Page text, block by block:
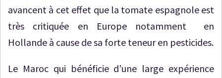
avancent à cet effet que la tomate espagnole est
très critiquée en Europe notamment en
Hollande à cause de sa forte teneur en pesticides.
Le Maroc qui bénéficie d’une large expérience